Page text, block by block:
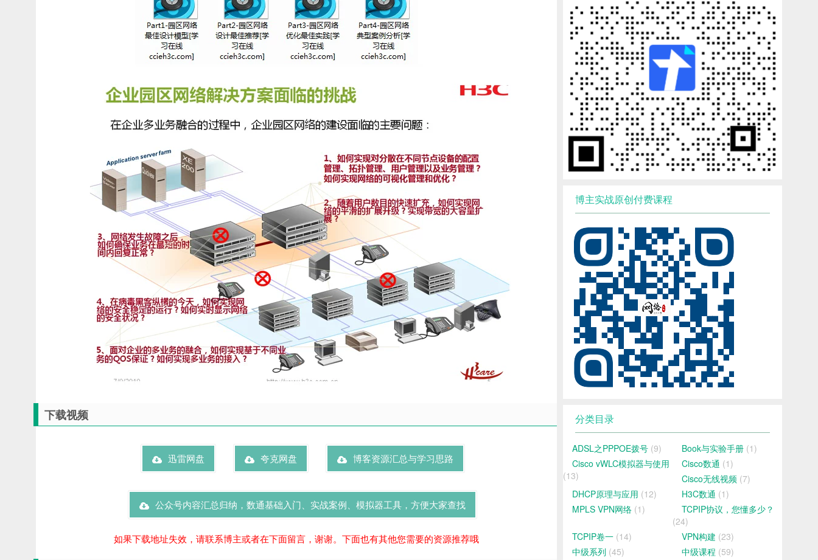
下载视频
迅雷网盘 夸克网盘 博客资源汇总与学习思路
公众号内容汇总归纳，数通基础入门、实战案例、模拟器工具，方便大家查找
如果下载地址失效，请联系博主或者在下面留言，谢谢。下面也有其他您需要的资源推荐哦
博主实战原创付费课程
分类目录
ADSL之PPPOE拨号 (9) Book与实验手册 (1)
Cisco vWLC模拟器与使用
(13)
Cisco数通 (1)
Cisco无线视频 (7)
DHCP原理与应用 (12) H3C数通 (1)
MPLS VPN网络 (1)
TCPIP协议，您懂多少？
(24)
TCPIP卷一 (14) VPN构建 (23)
中级系列 (45) 中级课程 (59)